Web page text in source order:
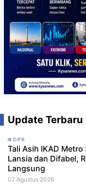
Update Terbaru
DPR
Tali Asih IKAD Metro
Lansia dan Difabel,
Langsung
07 Agustus 2026